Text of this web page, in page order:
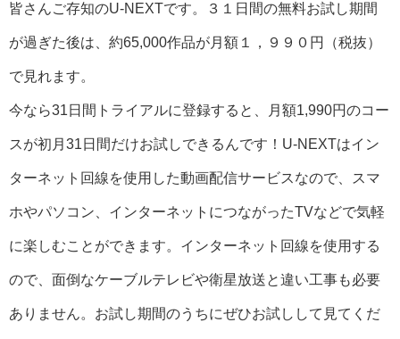
皆さんご存知のU-NEXTです。３１日間の無料お試し期間
が過ぎた後は、約65,000作品が月額１，９９０円（税抜）
で見れます。
今なら31日間トライアルに登録すると、月額1,990円のコー
スが初月31日間だけお試しできるんです！U-NEXTはイン
ターネット回線を使用した動画配信サービスなので、スマ
ホやパソコン、インターネットにつながったTVなどで気軽
に楽しむことができます。インターネット回線を使用する
ので、面倒なケーブルテレビや衛星放送と違い工事も必要
ありません。お試し期間のうちにぜひお試しして見てくだ